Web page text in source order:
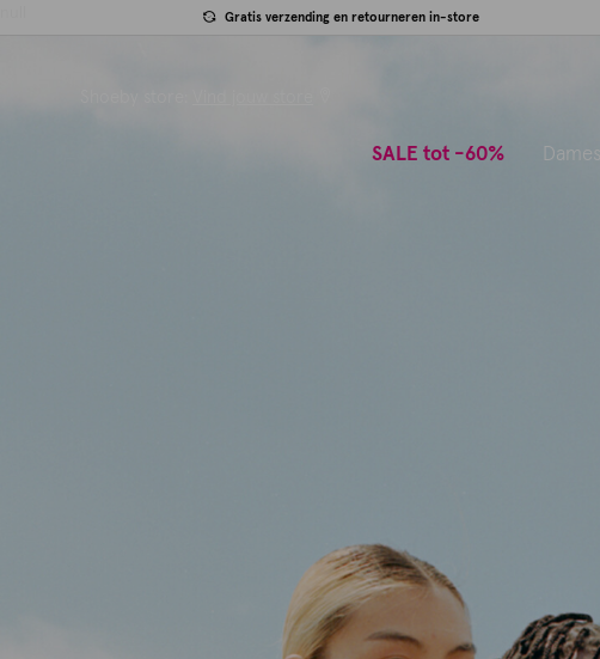
Gratis verzending en retourneren in-store
SALE tot -60% Dames